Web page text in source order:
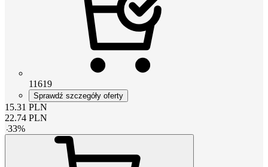
11619
Sprawdź szczegóły oferty
15.31 PLN
22.74 PLN
-33%